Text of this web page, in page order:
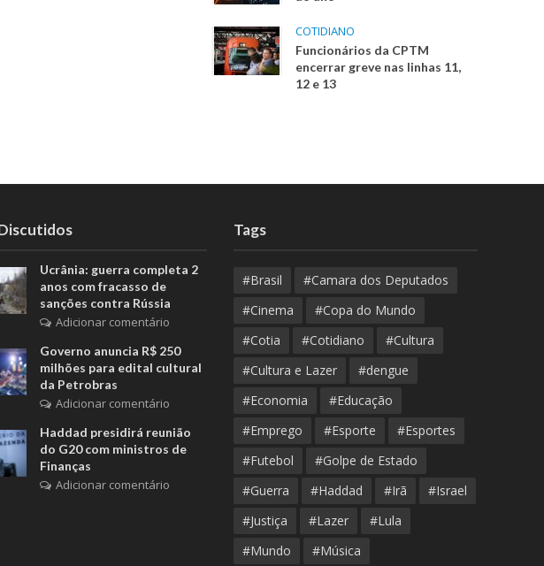
COTIDIANO
Funcionários da CPTM
encerrar greve nas linhas 11,
12 e 13
Ucrânia: guerra completa 2
anos com fracasso de
sanções contra Rússia
Adicionar comentário
Governo anuncia R$ 250
milhões para edital cultural
da Petrobras
Adicionar comentário
Haddad presidirá reunião
do G20 com ministros de
Finanças
Adicionar comentário
Tags
#Brasil
#Camara dos Deputados
#Cinema
#Copa do Mundo
#Cotia
#Cotidiano
#Cultura
#Cultura e Lazer
#dengue
#Economia
#Educação
#Emprego
#Esporte
#Esportes
#Futebol
#Golpe de Estado
#Guerra
#Haddad #Irã
#Israel
#Justiça
#Lazer
#Lula
#Mundo
#Música